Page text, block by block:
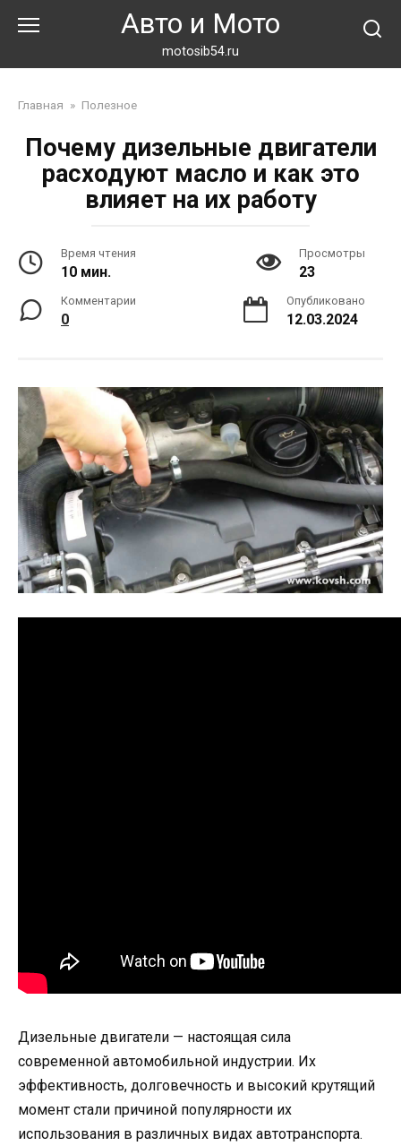
Авто и Мото
motosib54.ru
Главная » Полезное
Почему дизельные двигатели
расходуют масло и как это
влияет на их работу
Время чтения
10 мин.
Просмотры
23
Комментарии
0
Опубликовано
12.03.2024
Дизельные двигатели — настоящая сила
современной автомобильной индустрии. Их
эффективность, долговечность и высокий крутящий
момент стали причиной популярности их
использования в различных видах автотранспорта.